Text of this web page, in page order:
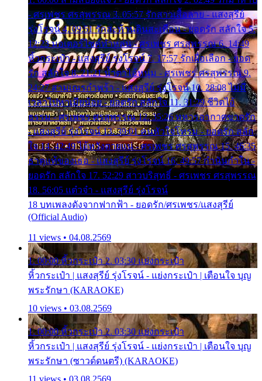
- ศรเพชร ศรสุพรรณ 3. 05:57 รักสาวเสื้อลาย - แสงสุรีย์
รุ่งโรจน์ 4. 09:51 รักสะท้านดินสะเทือน - ยอดรัก สลักใจ 5.
12:23 มอเตอร์ไซค์ทำหล่น - ศรเพชร ศรสุพรรณ 6. 14:49
หิ้วกระเป๋า - แสงสุรีย์ รุ่งโรจน์ 7. 17:57 รักเผื่อเลือก - ยอด
รัก สลักใจ 8. 21:21 น้ำตาไอ้หนุ่ม - ศรเพชร ศรสุพรรณ 9.
24:27 สามเณรกำพร้า - แสงสุรีย์ รุ่งโรจน์ 10. 28:08 ไม่มี
เวลาไปหาเมียน้อย - ยอดรัก สลักใจ 11. 31:29 ชีวิตไอ้
ธรรม - ศรเพชร ศรสุพรรณ 12. 35:26 ทหารอากาศขาดรัก
- แสงสุรีย์ รุ่งโรจน์ 13. 39:01 คนหัวใจโทรม - ยอดรัก สลัก
ใจ 14. 42:49 ไอ้หวังตายแน่ - ศรเพชร ศรสุพรรณ 15. 46:35
ธาตุแท้ของเธอ - แสงสุรีย์ รุ่งโรจน์ 16. 49:57 กำนันกำใน -
ยอดรัก สลักใจ 17. 52:29 สาวบริสุทธิ์ - ศรเพชร ศรสุพรรณ
18. 56:05 แต๋วจ๋า - แสงสุรีย์ รุ่งโรจน์
18 บทเพลงดังจากฟากฟ้า - ยอดรัก/ศรเพชร/แสงสุรีย์
(Official Audio)
11 views • 04.08.2569
1. 00:00 หิ้วกระเป๋า 2. 03:30 แย่งกระเป๋า
หิ้วกระเป๋า | แสงสุรีย์ รุ่งโรจน์ - แย่งกระเป๋า | เตือนใจ บุญ
พระรักษา (KARAOKE)
10 views • 03.08.2569
1. 00:00 หิ้วกระเป๋า 2. 03:30 แย่งกระเป๋า
หิ้วกระเป๋า | แสงสุรีย์ รุ่งโรจน์ - แย่งกระเป๋า | เตือนใจ บุญ
พระรักษา (ซาวด์ดนตรี) (KARAOKE)
11 views • 03.08.2569